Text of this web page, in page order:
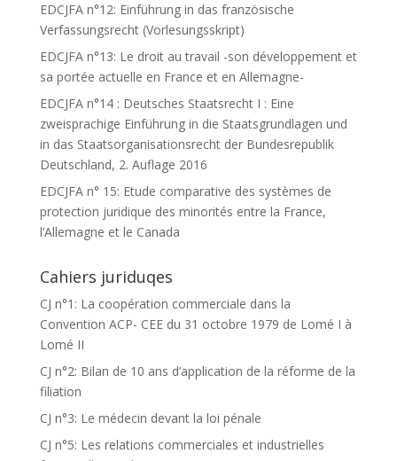
EDCJFA n°12: Einführung in das französische
Verfassungsrecht (Vorlesungsskript)
EDCJFA n°13: Le droit au travail -son développement et
sa portée actuelle en France et en Allemagne-
EDCJFA n°14 : Deutsches Staatsrecht I : Eine
zweisprachige Einführung in die Staatsgrundlagen und
in das Staatsorganisationsrecht der Bundesrepublik
Deutschland, 2. Auflage 2016
EDCJFA n° 15: Etude comparative des systèmes de
protection juridique des minorités entre la France,
l’Allemagne et le Canada
Cahiers juriduqes
CJ n°1: La coopération commerciale dans la
Convention ACP- CEE du 31 octobre 1979 de Lomé I à
Lomé II
CJ n°2: Bilan de 10 ans d’application de la réforme de la
filiation
CJ n°3: Le médecin devant la loi pénale
CJ n°5: Les relations commerciales et industrielles